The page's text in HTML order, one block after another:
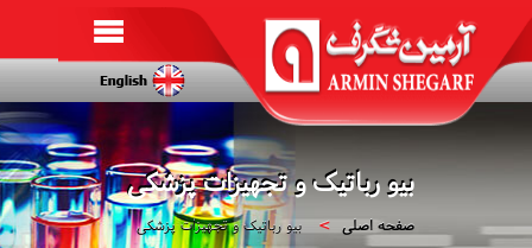
بیو رباتیک و تجهیزات پزشکی
صفحه اصلی بیو رباتیک و تجهیزات پزشکی